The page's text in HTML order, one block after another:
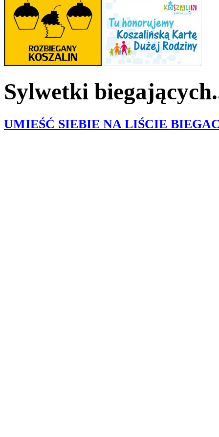
Sylwetki
UMIEŚĆ SIEBIE NA LIŚCIE